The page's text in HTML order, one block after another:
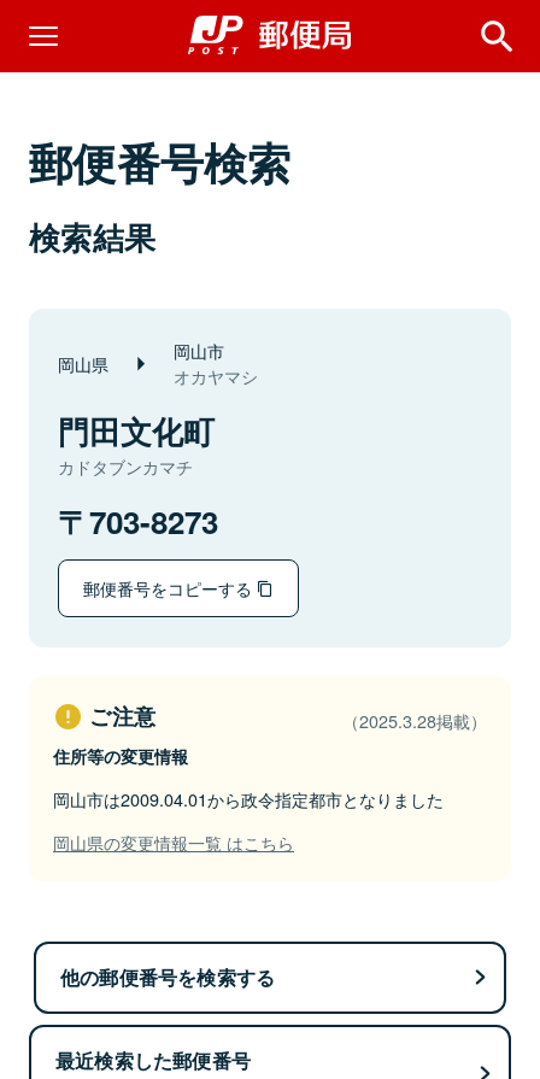
郵便番号検索
検索結果
岡山県 岡山市
オカヤマシ
門田文化町
カドタブンカマチ
703-8273
郵便番号をコピーする
ご注意 （2025.3.28掲載）
住所等の変更情報
岡山市は2009.04.01から政令指定都市となりました
岡山県の変更情報一覧 はこちら
他の郵便番号を検索する
最近検索した郵便番号